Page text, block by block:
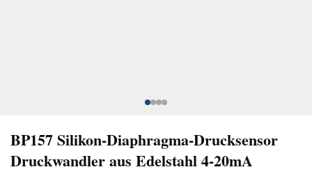
BP157 Silikon-Diaphragma-Drucksensor
Druckwandler aus Edelstahl 4-20mA